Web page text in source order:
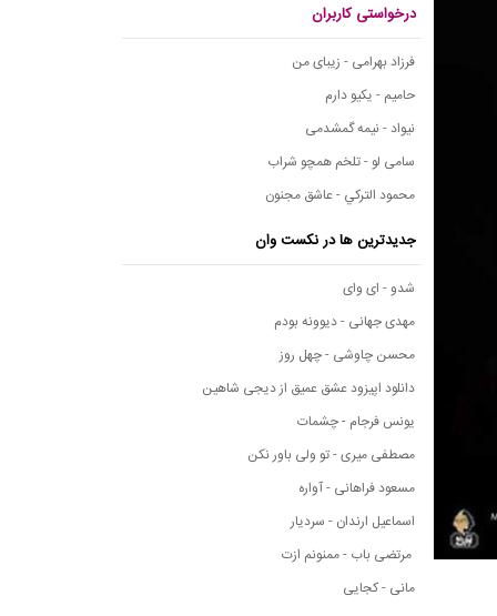
درخواستی کاربران
فرزاد بهرامی - زیبای من
حامیم - یکیو دارم
نیواد - نیمه گمشدمی
سامی لو - تلخم همچو شراب
محمود التركي - عاشق مجنون
جدیدترین ها در نکست وان
شدو - ای وای
مهدی جهانی - دیوونه بودم
محسن چاوشی - چهل روز
دانلود اپیزود عشق عمیق از دیجی شاهین
یونس فرجام - چشمات
مصطفی میری - تو ولی باور نکن
مسعود فراهانی - آواره
اسماعیل ارندان - سردیار
مرتضی باب - ممنونم ازت
مانی - کجایی